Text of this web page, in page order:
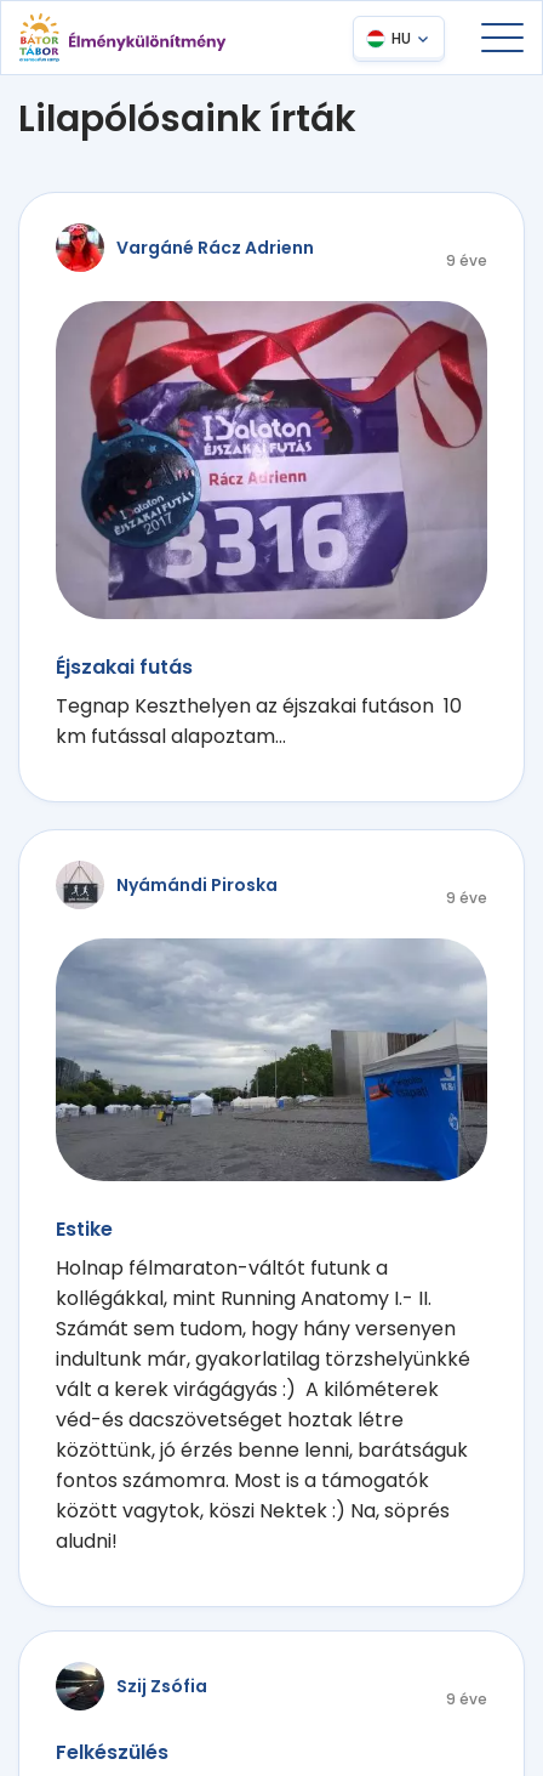
HU
Lilapólósaink írták
Vargáné Rácz Adrienn
9 éve
Éjszakai futás
Tegnap Keszthelyen az éjszakai futáson 10
km futással alapoztam...
Nyámándi Piroska
9 éve
Estike
Holnap félmaraton-váltót futunk a
kollégákkal, mint Running Anatomy I.- II.
Számát sem tudom, hogy hány versenyen
indultunk már, gyakorlatilag törzshelyünkké
vált a kerek virágágyás :) A kilóméterek
véd-és dacszövetséget hoztak létre
közöttünk, jó érzés benne lenni, barátságuk
fontos számomra. Most is a támogatók
között vagytok, köszi Nektek :) Na, söprés
aludni!
Szij Zsófia
9 éve
Felkészülés